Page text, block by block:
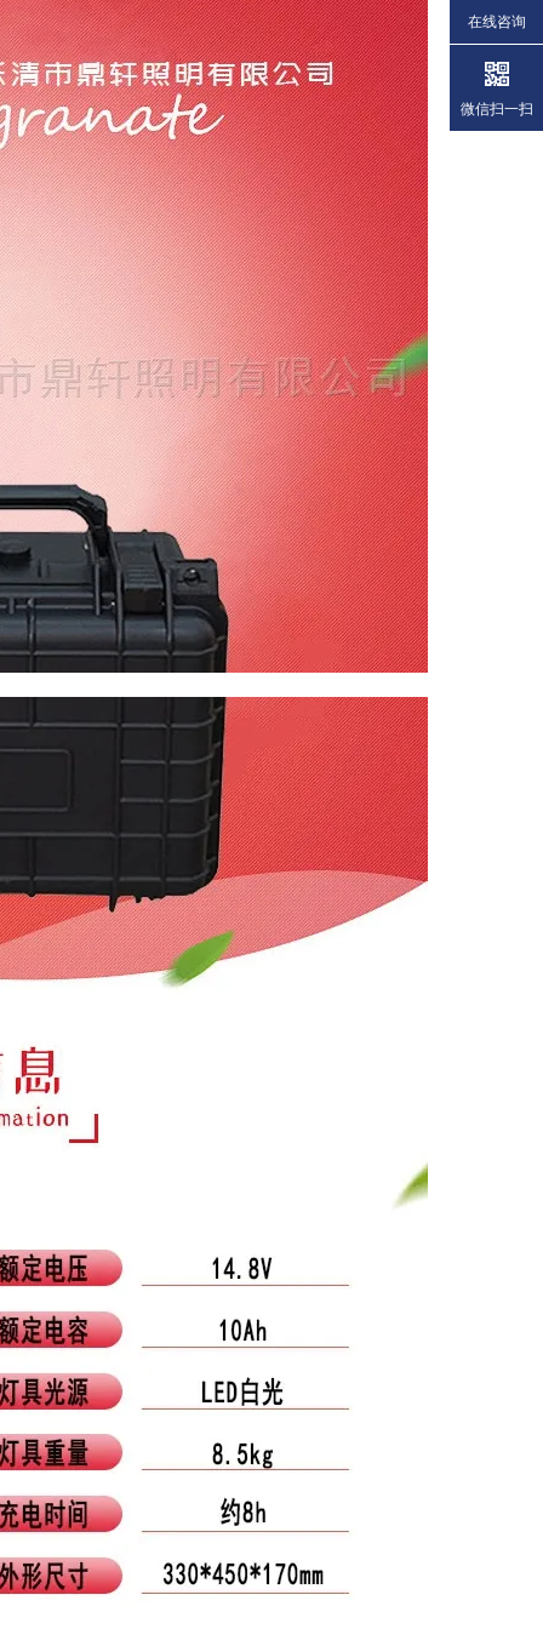
在线咨询
微信扫一扫